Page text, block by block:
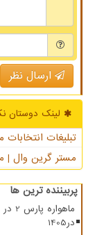
ارسال نظر
لینک دوستان
تبلیغات
مستر گرین وال |
پربیننده ترین ها
در1405